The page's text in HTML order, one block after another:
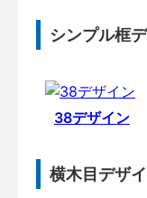
シンプル框
38デザイン
横木目デザ